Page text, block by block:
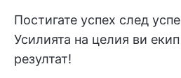
Постигате успех след
Усилията на целия ви
резултат!